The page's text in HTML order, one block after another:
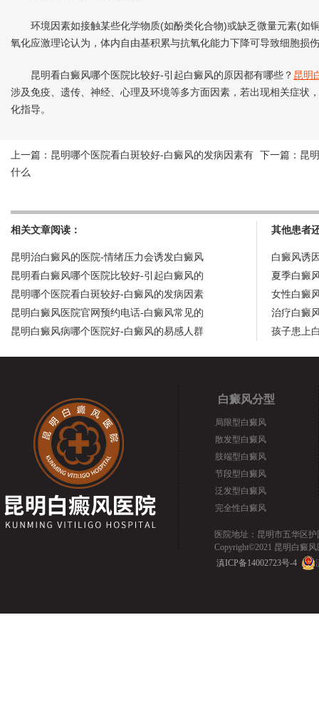
环境因素如接触某些化学物质(如酚类化合物)或缺乏微量元素(如
氧化应激理论认为，体内自由基积累与抗氧化能力下降可导致细胞损
昆明看白癜风哪个医院比较好-引起白癜风的原因都有哪些？ 昆明
涉及免疫、遗传、神经、心理及环境等多方面因素，若出现相关症状
化指导。
上一篇： 昆明哪个医院看白斑较好-白癜风的发病因素有
什么
下一篇： 昆
相关文章阅读：
昆明治白癜风的医院-情绪压力会诱发白癜风
昆明看白癜风哪个医院比较好-引起白癜风的
昆明哪个医院看白斑较好-白癜风的发病因素
昆明白癜风医院官网预约电话-白癜风常见的
昆明白癜风病哪个医院好-白癜风的易感人群
其他患者
白癜风诱
夏季白癜
女性白癜
治疗白癜
孩子患上
白癜风分型
局限型白癜风
散发型白癜风
肢端型白癜风
节段型白癜风
泛发型白癜风
完全性白癜风
医院地址：昆明市五华区护
Copyright©2021 昆明白癜风
滇ICP备14002723号-4